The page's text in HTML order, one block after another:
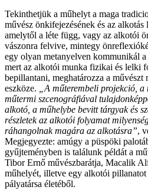
Tekinthetjük a műhelyt a maga
művész önkifejezésének és az
amelytől a léte függ, vagy az alkotói
vászonra felvive, mintegy
egy olyan metanyelven kommunikál
mert az alkotói munka fizikai és lelki
bepillantani, meghatározza a művészt
eszköze. „A műterembeli projekció,
műtermi szcenográfiával
alkotó, a műhelybe bevitt tárgyak és
részletek az alkotói folyamat
ráhangolnak magára az alkotásra”,
Megjegyezte: amúgy a püspöki
gyűjteményben is találunk példát a
Tibor Ernő művészbarátja, Macalik
műhelyét, illetve egy alkotói
pályatársa életéből.